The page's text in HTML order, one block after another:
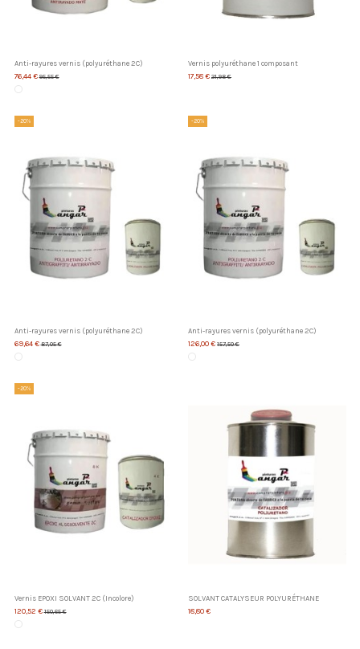
Anti-rayures vernis (polyuréthane 2C)
76,44 €95,55 €
Vernis polyuréthane 1 composant
17,58 € 21,98 €
-20%
Anti-rayures vernis (polyuréthane 2C)
69,64 €87,05 €
-20%
Anti-rayures vernis (polyuréthane 2C)
126,00 € 157,50 €
-20%
Vernis EPOXI SOLVANT 2C (Incolore)
120,52 €150,65 €
SOLVANT CATALYSEUR POLYURÉTHANE
18,80 €